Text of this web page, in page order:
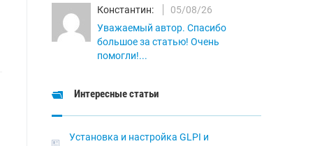
Константин:
05/08/26
Уважаемый автор. Спасибо
большое за статью! Очень
помогли!...
Интересные статьи
Установка и настройка GLPI и